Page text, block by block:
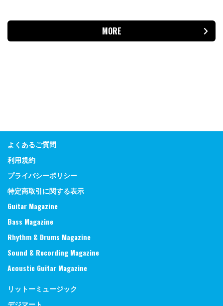
MORE
よくあるご質問
利用規約
プライバシーポリシー
特定商取引に関する表示
Guitar Magazine
Bass Magazine
Rhythm & Drums Magazine
Sound & Recording Magazine
Acoustic Guitar Magazine
リットーミュージック
デジマート